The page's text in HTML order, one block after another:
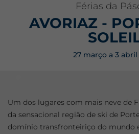
Férias da
AVORIAZ -
27 março a 3 abril
Um dos lugares com mais neve de
da sensacional região de ski de
domínio transfronteiriço do mundo